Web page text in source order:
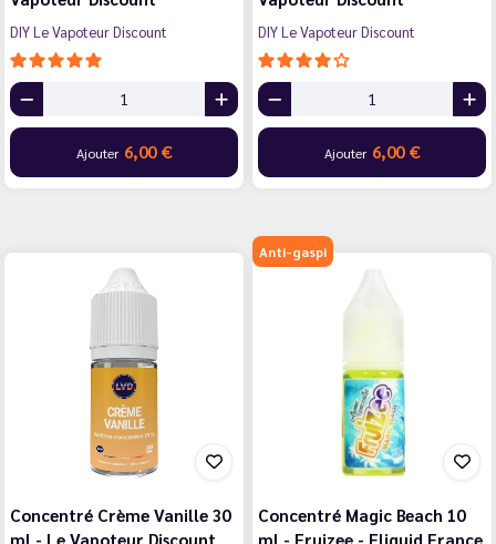
DIY Le Vapoteur Discount
Ajouter 6,00 €
DIY Le Vapoteur Discount
Ajouter 6,00 €
Concentré Crème Vanille 30
ml - Le Vapoteur Discount
Anti-gaspi
Concentré Magic Beach 10
ml - Fruizee - Eliquid France